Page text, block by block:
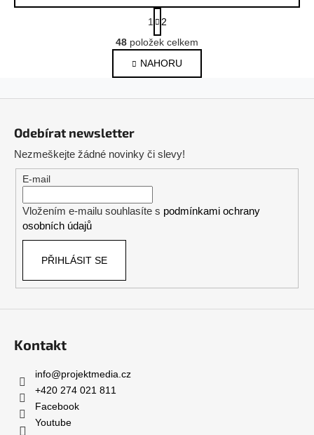
O
v
l
á
d
p
r
k
y
u
S
t
r
á
n
k
1
2
48 položek celkem
NAHORU
Odebírat newsletter
Nezmeškejte žádné novinky či slevy!
E-mail
Vložením e-mailu souhlasíte s podmínkami ochrany
osobních údajů
PŘIHLÁSIT SE
Kontakt
info@projektmedia.cz
+420 274 021 811
Facebook
Youtube